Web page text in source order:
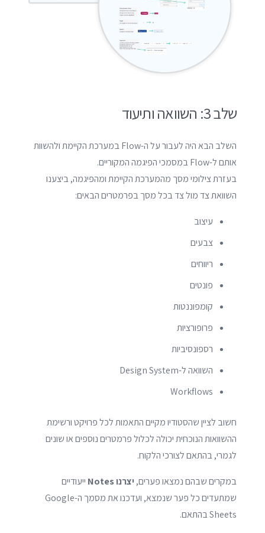
שלב 3: השוואה ותיעוד
השלב הבא היה לעבור על ה-Flow במערכת הקיימת ולהשוות
אותם ל-Flow במסמכי הפיגמה המקוריים.
בעזרת צילומי מסך מהמערכת הקיימת ומהפיגמה, ביצענו
השוואת צד מול צד בכל מסך בפרמטרים הבאים:
עיצוב
צבעים
ריווחים
פונטים
קומפוננטות
פרופורציות
רספונסיביות
השוואה ל-Design System
Workflows
חשוב לציין שהסטודיו מקיים התאמות לכל פרויקט ורשימת
ההשוואות הנוכחית יכולה לכלול פרמטרים נוספים או שונים
לגמרי, בהתאם לצורכי הלקוח.
במקרים שבהם נמצאו פערים,יצרנו Notes
ייעודיים
שמתעדים כל פער שנמצא, ועדכנו את מסמך ה-Google
Sheets בהתאם.